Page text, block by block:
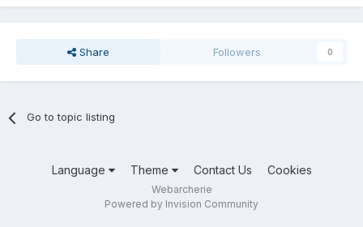
Share Followers 0
Go to topic listing
Language Theme Contact Us Cookies
Webarcherie
Powered by Invision Community